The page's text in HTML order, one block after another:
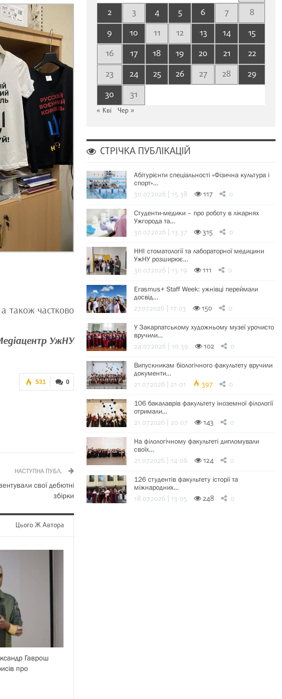
а також частково
УжНУ
0
531
НАСТУПНА ПУБЛ.
свої дебютні
збірки
Цього Ж Автора
Гаврош
про
2
3 4 5 6 7
8
9
10 11 12 13 14
15
16
17 18 19 20 21
22
23
24 25 26 27 28
29
30
31
« Кві Чер »
СТРІЧКА ПУБЛІКАЦІЙ
Абітурієнти спеціальності «Фізична культура і
спорт»…
30.07.2026 | 15:38 117 0
Студенти-медики – про роботу в лікарнях
Ужгорода та…
30.07.2026 | 13:37 315 0
ННІ стоматології та лабораторної медицини
УжНУ розширює…
30.07.2026 | 13:19 111 0
Erasmus+ Staff Week: ужнівці переймали
досвід…
27.07.2026 | 17:03 150 0
У Закарпатському художньому музеї урочисто
вручили…
24.07.2026 | 10:39 102 0
Випускникам біологічного факультету вручили
документи…
21.07.2026 | 21:01 397 0
106 бакалаврів факультету іноземної філології
отримали…
21.07.2026 | 20:07 143 0
На філологічному факультеті дипломували
своїх…
21.07.2026 | 14:06 124 0
126 студентів факультету історії та
міжнародних…
18.07.2026 | 13:05 248 0